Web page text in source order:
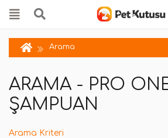
Arama
ARAMA - PRO
ŞAMPUAN
Arama Kriteri